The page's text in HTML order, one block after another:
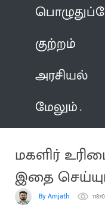
குற்றம்
அரசியல்
மேலும்
மகளிர்
இதை
By Amjath 11870